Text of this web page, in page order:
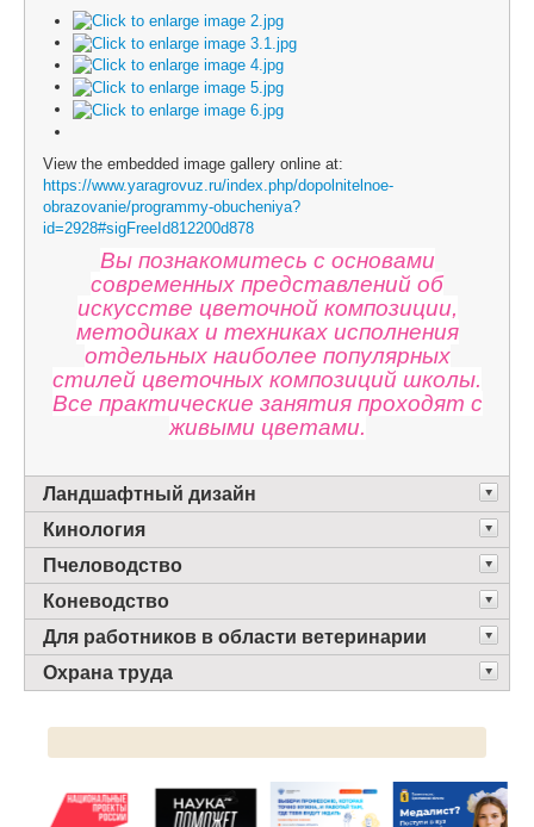
View the embedded image gallery online at:
https://www.yaragrovuz.ru/index.php/dopolnitelnoe-
obrazovanie/programmy-obucheniya?
id=2928#sigFreeId812200d878
Вы познакомитесь с основами
современных представлений об
искусстве цветочной композиции,
методиках и техниках исполнения
отдельных наиболее популярных
стилей цветочных композиций школы.
Все практические занятия проходят с
живыми цветами.
Ландшафтный дизайн
Кинология
Пчеловодство
Коневодство
Для работников в области ветеринарии
Охрана труда